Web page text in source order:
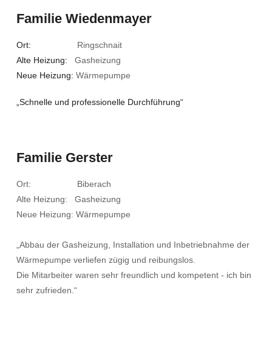
Familie Wiedenmayer
Ort: Ringschnait
Alte Heizung: Gasheizung
Neue Heizung: Wärmepumpe
„Schnelle und professionelle Durchführung“
Familie Gerster
Ort: Biberach
Alte Heizung: Gasheizung
Neue Heizung: Wärmepumpe
„Abbau der Gasheizung, Installation und Inbetriebnahme der
Wärmepumpe verliefen zügig und reibungslos.
Die Mitarbeiter waren sehr freundlich und kompetent - ich bin
sehr zufrieden.“